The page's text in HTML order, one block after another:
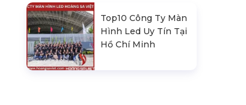
Top10 Công Ty Màn
Hình Led Uy Tín Tại
Hồ Chí Minh